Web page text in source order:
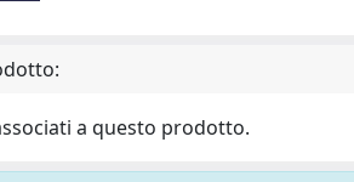
a questo prodotto.